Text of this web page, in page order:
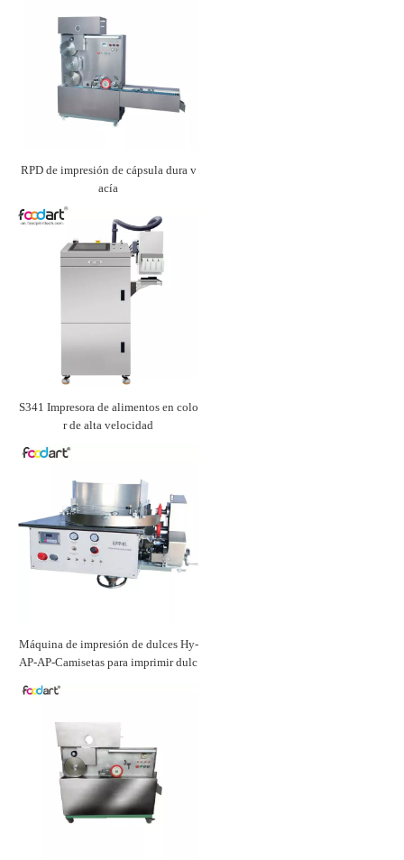
RPD de impresión de cápsula dura v
acía
S341 Impresora de alimentos en colo
r de alta velocidad
Máquina de impresión de dulces Hy-
AP-AP-Camisetas para imprimir dulc